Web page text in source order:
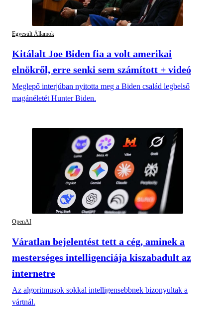
Egyesült Államok
Kitálalt Joe Biden fia a volt amerikai
elnökről, erre senki sem számított + videó
Meglepő interjúban nyitotta meg a Biden család legbelső
magánéletét Hunter Biden.
OpenAI
Váratlan bejelentést tett a cég, aminek a
mesterséges intelligenciája kiszabadult az
internetre
Az algoritmusok sokkal intelligensebbnek bizonyultak a
vártnál.